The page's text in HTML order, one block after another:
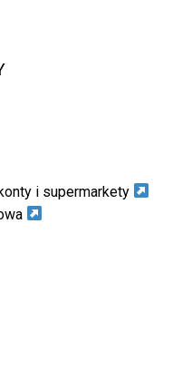
i supermarkety